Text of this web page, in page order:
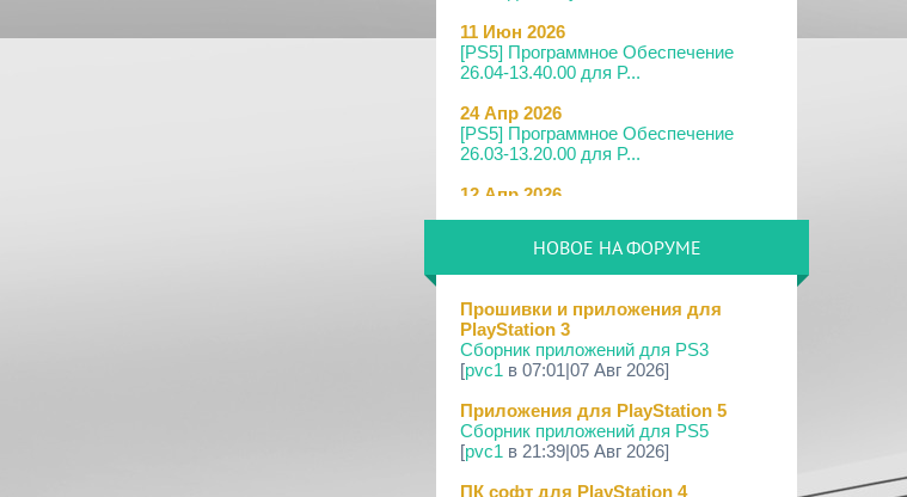
11 Июн 2026
[PS5] Программное Обеспечение
26.04-13.40.00 для P...
24 Апр 2026
[PS5] Программное Обеспечение
26.03-13.20.00 для P...
12 Апр 2026
09 Апр 2026
29 Мар 2026
[PS3] PS3HEN v3.5.0
[PS Portal] Программное
Обеспечение 7.0.0 для PS P...
НОВОЕ НА ФОРУМЕ
Прошивки и приложения для
PlayStation 3
Сборник приложений для PS3
[pvc1 в 07:01|07 Авг 2026]
Приложения для PlayStation 5
Сборник приложений для PS5
[pvc1 в 21:39|05 Авг 2026]
ПК софт для PlayStation 4